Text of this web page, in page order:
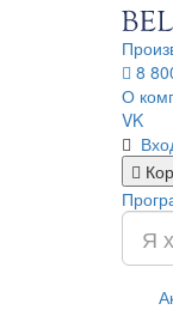
8
О
VK